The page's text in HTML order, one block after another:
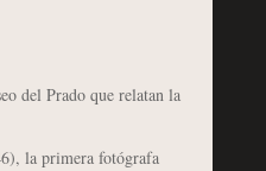
del Prado que relatan la
la primera fotógrafa